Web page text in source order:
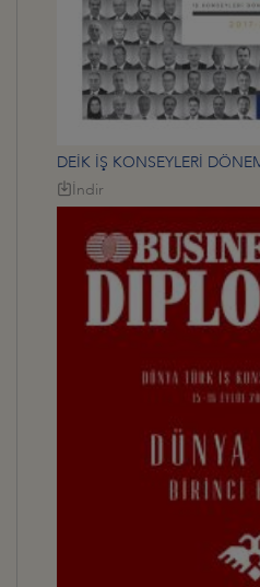
DEİK İŞ KONSEYLERİ
İndir